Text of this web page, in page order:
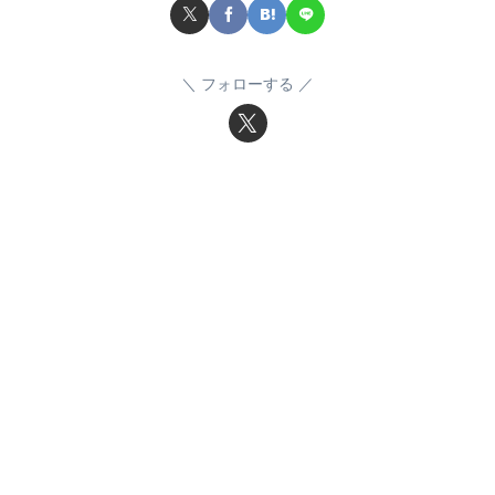
フォローする